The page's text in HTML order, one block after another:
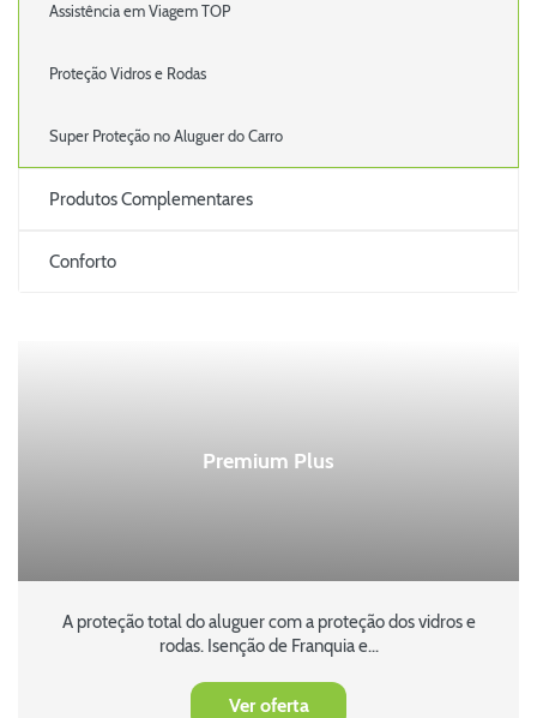
Assistência em Viagem TOP
Proteção Vidros e Rodas
Super Proteção no Aluguer do Carro
Produtos Complementares
Conforto
Premium Plus
A proteção total do aluguer com a proteção dos vidros e
rodas. Isenção de Franquia e...
Ver oferta